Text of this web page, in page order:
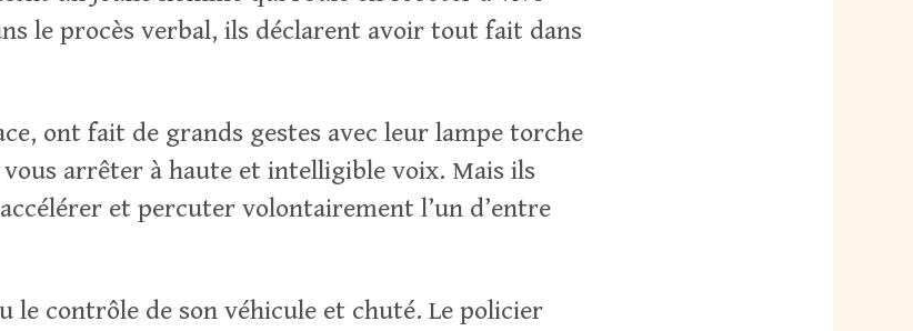
le procès verbal, ils déclarent avoir tout fait dans
ont fait de grands gestes avec leur lampe torche
arrêter à haute et intelligible voix. Mais ils
et percuter volontairement l’un d’entre
le contrôle de son véhicule et chuté. Le policier